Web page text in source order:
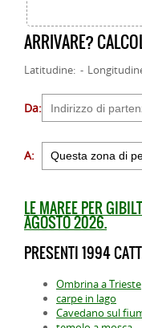
ARRIVARE?
Latitudine: -
Da:
A:
LE MAREE PER
AGOSTO 2026.
PRESENTI 1994
Ombrina a Trieste
carpe in lago
Cavedano sul